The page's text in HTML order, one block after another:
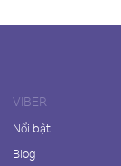
VIBER
Nổi bật
Blog